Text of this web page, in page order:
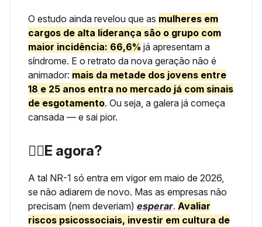
O estudo ainda revelou que as mulheres em
cargos de alta liderança são o grupo com
maior incidência: 66,6% já apresentam a
síndrome. E o retrato da nova geração não é
animador: mais da metade dos jovens entre
18 e 25 anos entra no mercado já com sinais
de esgotamento. Ou seja, a galera já começa
cansada — e sai pior.
🙋‍♂️E agora?
A tal NR-1 só entra em vigor em maio de 2026,
se não adiarem de novo. Mas as empresas não
precisam (nem deveriam) esperar. Avaliar
riscos psicossociais, investir em cultura de